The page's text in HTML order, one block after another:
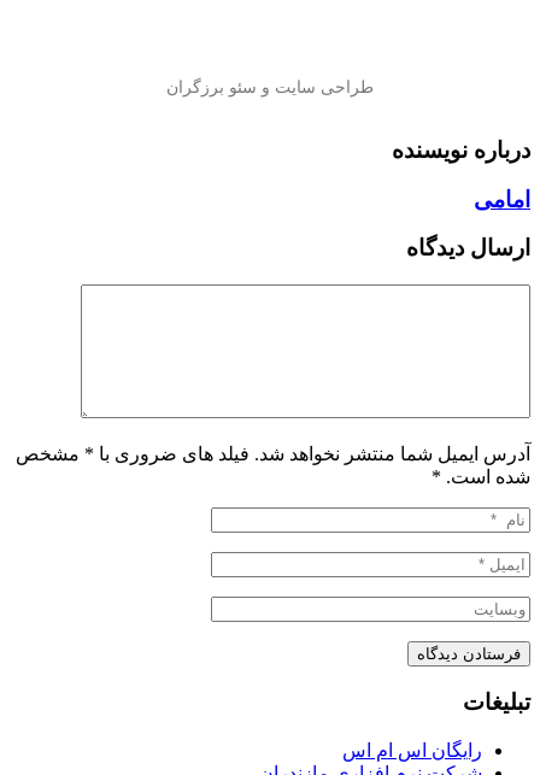
درباره نویسنده
امامی
ارسال دیدگاه
آدرس ایمیل شما منتشر نخواهد شد. فیلد های ضروری با * مشخص
شده است. *
تبلیغات
رایگان اس ام اس